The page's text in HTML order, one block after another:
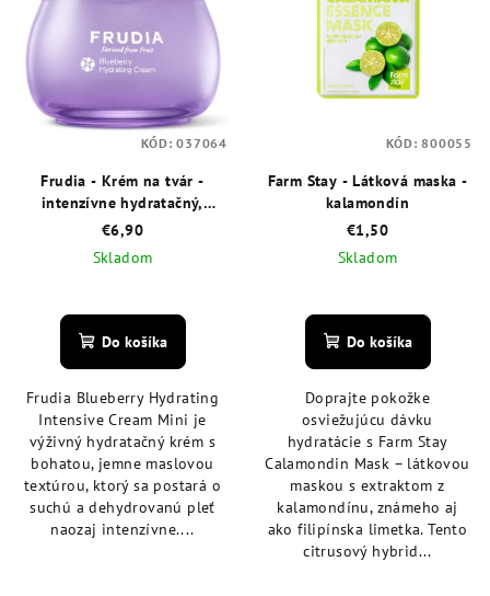
Frudia - Krém na tvár -
intenzívne hydratačný,
čučoriedka mini 10 ml
€6,90
Skladom
hodnotenie
produktu
z
5
hviezdičiek.
Do košíka
Frudia Blueberry Hydrating
Intensive Cream Mini je
výživný hydratačný krém s
bohatou, jemne maslovou
textúrou, ktorý sa postará o
suchú a dehydrovanú pleť
naozaj intenzívne....
KÓD:037064
Farm Stay - Látková maska -
kalamondín
€1,50
Skladom
hodnotenie
produktu
z
5
hviezdičiek.
Do košíka
Doprajte pokožke
osviežujúcu dávku
hydratácie s Farm Stay
Calamondin Mask – látkovou
maskou s extraktom z
kalamondínu, známeho aj
ako filipínska limetka. Tento
citrusový hybrid...
KÓD:800055